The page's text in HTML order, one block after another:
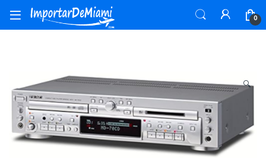
Skip to navigation
Skip to content
0
🔍